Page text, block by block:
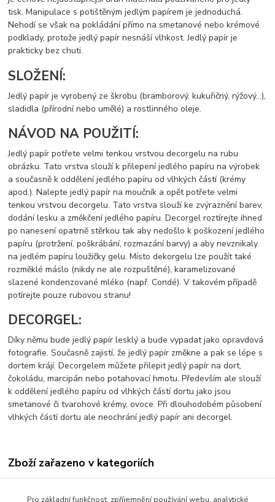
tisk. Manipulace s potištěným jedlým papírem je jednoduchá.
Nehodí se však na pokládání přímo na smetanové nebo krémové
podklady, protože jedlý papír nesnáší vlhkost. Jedlý papír je
prakticky bez chuti.
SLOŽENÍ:
Jedlý papír je vyrobený ze škrobu (bramborový, kukuřičný, rýžový…),
sladidla (přírodní nebo umělé) a rostlinného oleje.
NÁVOD NA POUŽITÍ:
Jedlý papír potřete velmi tenkou vrstvou decorgelu na rubu
obrázku. Tato vrstva slouží k přilepení jedlého papíru na výrobek
a současně k oddělení jedlého papíru od vlhkých částí (krémy
apod.). Nalepte jedlý papír na moučník a opět potřete velmi
tenkou vrstvou decorgelu. Tato vrstva slouží ke zvýraznění barev,
dodání lesku a změkčení jedlého papíru. Decorgel roztírejte ihned
po nanesení opatrně stěrkou tak aby nedošlo k poškození jedlého
papíru (protržení, poškrábání, rozmazání barvy) a aby nevznikaly
na jedlém papíru loužičky gelu. Místo dekorgelu lze použít také
rozměklé máslo (nikdy ne ale rozpuštěné), karamelizované
slazené kondenzované mléko (např. Condé). V takovém případě
potírejte pouze rubovou stranu!
DECORGEL:
Díky němu bude jedlý papír lesklý a bude vypadat jako opravdová
fotografie. Současně zajistí, že jedlý papír změkne a pak se lépe s
dortem krájí. Decorgelem můžete přilepit jedlý papír na dort,
čokoládu, marcipán nebo potahovací hmotu. Především ale slouží
k oddělení jedlého papíru od vlhkých částí dortu jako jsou
smetanové či tvarohové krémy, ovoce. Při dlouhodobém působení
vlhkých částí dortu ale neochrání jedlý papír ani decorgel.
Zboží zařazeno v kategoriích
Pro základní funkčnost, zpříjemnění používání webu, analytické